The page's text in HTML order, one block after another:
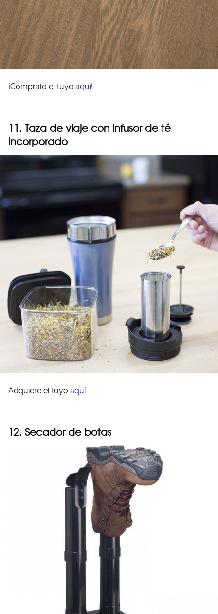
¡Cómpralo el tuyo aquí!
11. Taza de viaje con infusor de té
incorporado
Adquiere el tuyo aquí
12. Secador de botas